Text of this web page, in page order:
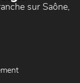
sur Saône,